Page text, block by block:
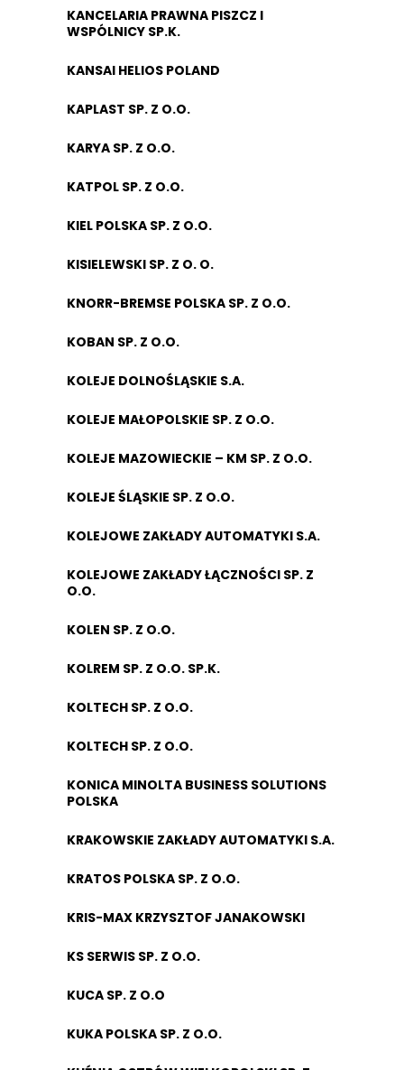
KANCELARIA PRAWNA PISZCZ I
WSPÓLNICY SP.K.
KANSAI HELIOS POLAND
KAPLAST SP. Z O.O.
KARYA SP. Z O.O.
KATPOL SP. Z O.O.
KIEL POLSKA SP. Z O.O.
KISIELEWSKI SP. Z O. O.
KNORR-BREMSE POLSKA SP. Z O.O.
KOBAN SP. Z O.O.
KOLEJE DOLNOŚLĄSKIE S.A.
KOLEJE MAŁOPOLSKIE SP. Z O.O.
KOLEJE MAZOWIECKIE – KM SP. Z O.O.
KOLEJE ŚLĄSKIE SP. Z O.O.
KOLEJOWE ZAKŁADY AUTOMATYKI S.A.
KOLEJOWE ZAKŁADY ŁĄCZNOŚCI SP. Z
O.O.
KOLEN SP. Z O.O.
KOLREM SP. Z O.O. SP.K.
KOLTECH SP. Z O.O.
KOLTECH SP. Z O.O.
KONICA MINOLTA BUSINESS SOLUTIONS
POLSKA
KRAKOWSKIE ZAKŁADY AUTOMATYKI S.A.
KRATOS POLSKA SP. Z O.O.
KRIS-MAX KRZYSZTOF JANAKOWSKI
KS SERWIS SP. Z O.O.
KUCA SP. Z O.O
KUKA POLSKA SP. Z O.O.